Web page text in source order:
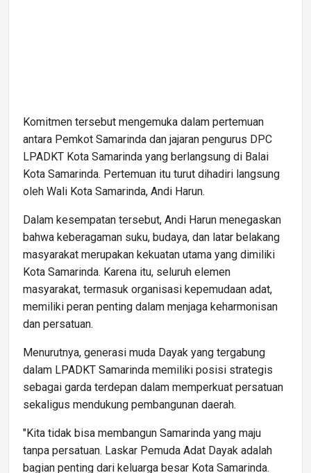
Komitmen tersebut mengemuka dalam pertemuan
antara Pemkot Samarinda dan jajaran pengurus DPC
LPADKT Kota Samarinda yang berlangsung di Balai
Kota Samarinda. Pertemuan itu turut dihadiri langsung
oleh Wali Kota Samarinda, Andi Harun.
Dalam kesempatan tersebut, Andi Harun menegaskan
bahwa keberagaman suku, budaya, dan latar belakang
masyarakat merupakan kekuatan utama yang dimiliki
Kota Samarinda. Karena itu, seluruh elemen
masyarakat, termasuk organisasi kepemudaan adat,
memiliki peran penting dalam menjaga keharmonisan
dan persatuan.
Menurutnya, generasi muda Dayak yang tergabung
dalam LPADKT Samarinda memiliki posisi strategis
sebagai garda terdepan dalam memperkuat persatuan
sekaligus mendukung pembangunan daerah.
"Kita tidak bisa membangun Samarinda yang maju
tanpa persatuan. Laskar Pemuda Adat Dayak adalah
bagian penting dari keluarga besar Kota Samarinda.